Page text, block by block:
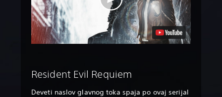
Resident Evil Requiem
Deveti naslov glavnog toka spaja po ovaj serijal